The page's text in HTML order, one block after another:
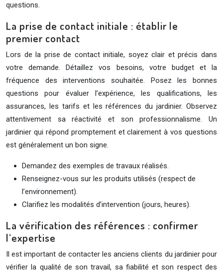
questions.
La prise de contact initiale : établir le
premier contact
Lors de la prise de contact initiale, soyez clair et précis dans
votre demande. Détaillez vos besoins, votre budget et la
fréquence des interventions souhaitée. Posez les bonnes
questions pour évaluer l’expérience, les qualifications, les
assurances, les tarifs et les références du jardinier. Observez
attentivement sa réactivité et son professionnalisme. Un
jardinier qui répond promptement et clairement à vos questions
est généralement un bon signe.
Demandez des exemples de travaux réalisés.
Renseignez-vous sur les produits utilisés (respect de
l’environnement).
Clarifiez les modalités d’intervention (jours, heures).
La vérification des références : confirmer
l’expertise
Il est important de contacter les anciens clients du jardinier pour
vérifier la qualité de son travail, sa fiabilité et son respect des